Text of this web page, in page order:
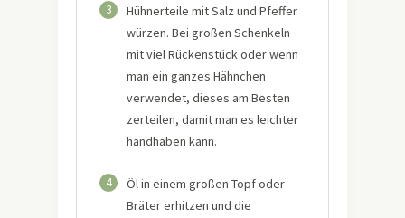
3
Hühnerteile mit Salz und Pfeffer
würzen. Bei großen Schenkeln
mit viel Rückenstück oder wenn
man ein ganzes Hähnchen
verwendet, dieses am Besten
zerteilen, damit man es leichter
handhaben kann.
4
Öl in einem großen Topf oder
Bräter erhitzen und die